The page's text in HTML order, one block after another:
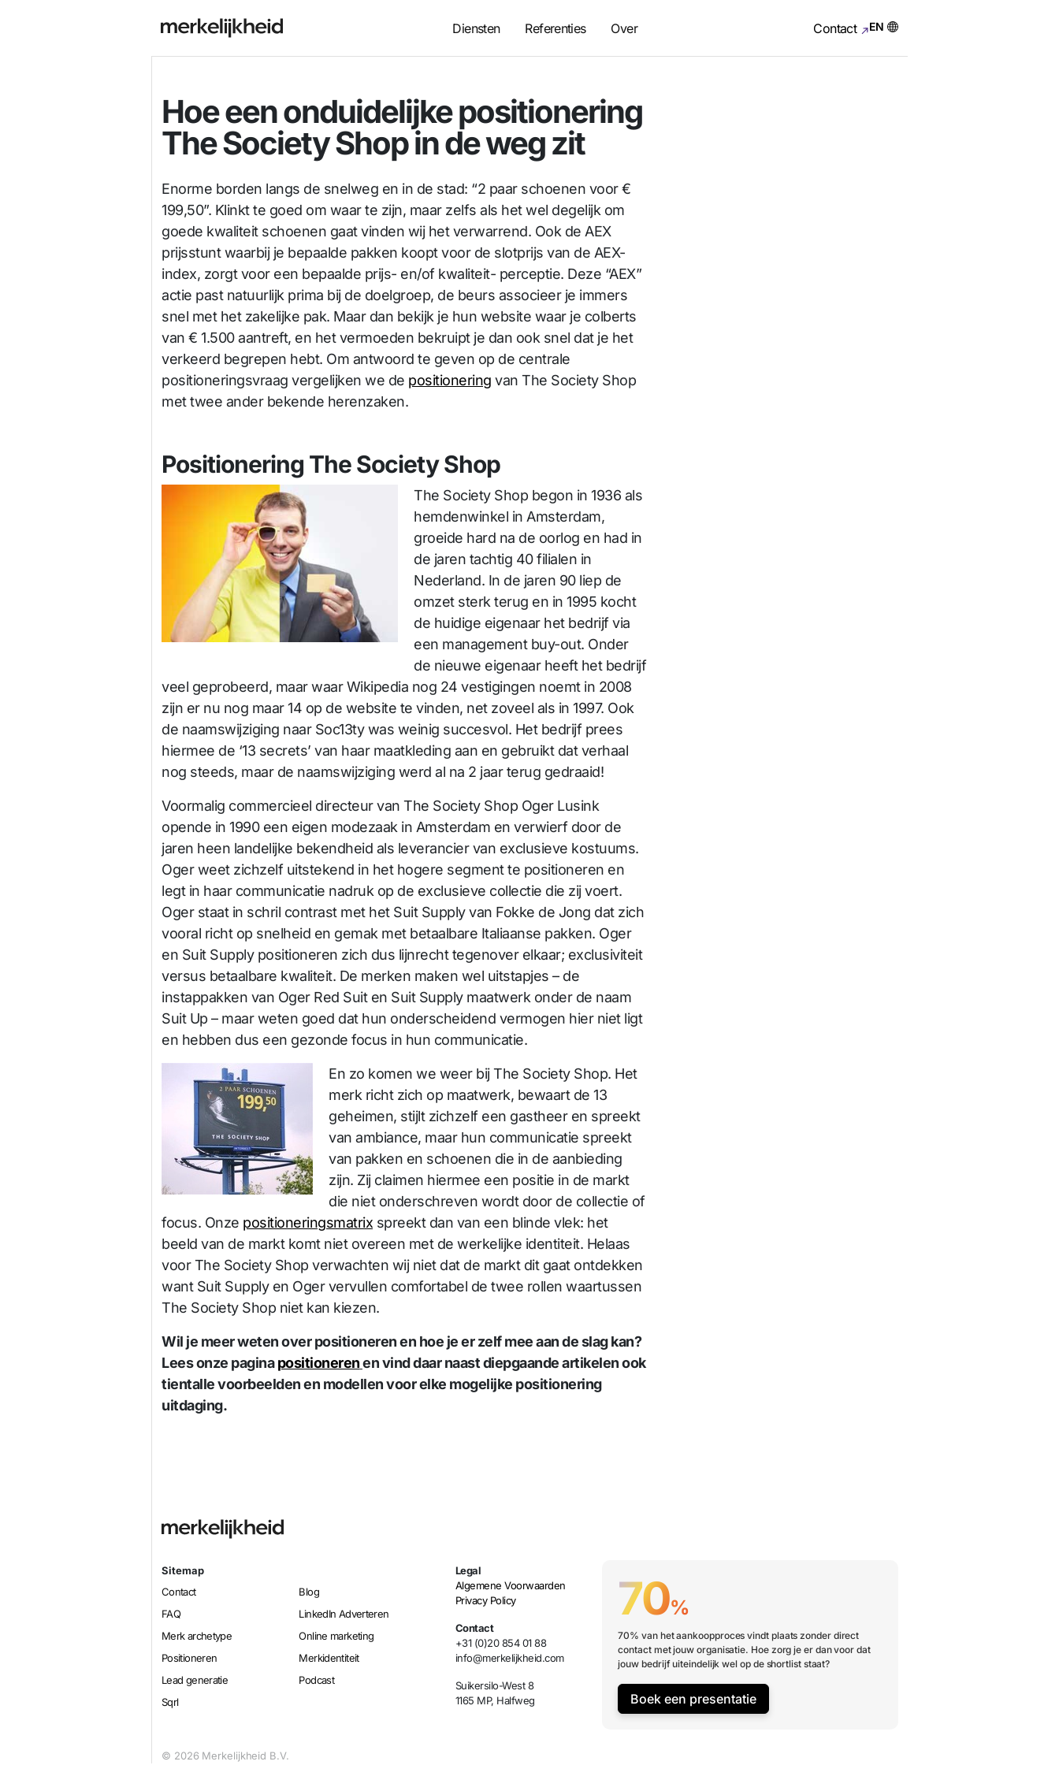
Diensten Referenties Over Contact EN
Hoe een onduidelijke positionering
The Society Shop in de weg zit
Enorme borden langs de snelweg en in de stad: “2 paar schoenen voor €
199,50”. Klinkt te goed om waar te zijn, maar zelfs als het wel degelijk om
goede kwaliteit schoenen gaat vinden wij het verwarrend. Ook de AEX
prijsstunt waarbij je bepaalde pakken koopt voor de slotprijs van de AEX-
index, zorgt voor een bepaalde prijs- en/of kwaliteit- perceptie. Deze “AEX”
actie past natuurlijk prima bij de doelgroep, de beurs associeer je immers
snel met het zakelijke pak. Maar dan bekijk je hun website waar je colberts
van € 1.500 aantreft, en het vermoeden bekruipt je dan ook snel dat je het
verkeerd begrepen hebt. Om antwoord te geven op de centrale
positioneringsvraag vergelijken we de positionering van The Society Shop
met twee ander bekende herenzaken.
Positionering The Society Shop
The Society Shop begon in 1936 als
hemdenwinkel in Amsterdam,
groeide hard na de oorlog en had in
de jaren tachtig 40 filialen in
Nederland. In de jaren 90 liep de
omzet sterk terug en in 1995 kocht
de huidige eigenaar het bedrijf via
een management buy-out. Onder
de nieuwe eigenaar heeft het bedrijf
veel geprobeerd, maar waar Wikipedia nog 24 vestigingen noemt in 2008
zijn er nu nog maar 14 op de website te vinden, net zoveel als in 1997. Ook
de naamswijziging naar Soc13ty was weinig succesvol. Het bedrijf prees
hiermee de ‘13 secrets’ van haar maatkleding aan en gebruikt dat verhaal
nog steeds, maar de naamswijziging werd al na 2 jaar terug gedraaid!
Voormalig commercieel directeur van The Society Shop Oger Lusink
opende in 1990 een eigen modezaak in Amsterdam en verwierf door de
jaren heen landelijke bekendheid als leverancier van exclusieve kostuums.
Oger weet zichzelf uitstekend in het hogere segment te positioneren en
legt in haar communicatie nadruk op de exclusieve collectie die zij voert.
Oger staat in schril contrast met het Suit Supply van Fokke de Jong dat zich
vooral richt op snelheid en gemak met betaalbare Italiaanse pakken. Oger
en Suit Supply positioneren zich dus lijnrecht tegenover elkaar; exclusiviteit
versus betaalbare kwaliteit. De merken maken wel uitstapjes – de
instappakken van Oger Red Suit en Suit Supply maatwerk onder de naam
Suit Up – maar weten goed dat hun onderscheidend vermogen hier niet ligt
en hebben dus een gezonde focus in hun communicatie.
En zo komen we weer bij The Society Shop. Het
merk richt zich op maatwerk, bewaart de 13
geheimen, stijlt zichzelf een gastheer en spreekt
van ambiance, maar hun communicatie spreekt
van pakken en schoenen die in de aanbieding
zijn. Zij claimen hiermee een positie in de markt
die niet onderschreven wordt door de collectie of
focus. Onze positioneringsmatrix spreekt dan van een blinde vlek: het
beeld van de markt komt niet overeen met de werkelijke identiteit. Helaas
voor The Society Shop verwachten wij niet dat de markt dit gaat ontdekken
want Suit Supply en Oger vervullen comfortabel de twee rollen waartussen
The Society Shop niet kan kiezen.
Wil je meer weten over positioneren en hoe je er zelf mee aan de slag kan?
Lees onze paginapositionerenen vind daar naast diepgaande artikelen ook
tientalle voorbeelden en modellen voor elke mogelijke positionering
uitdaging.
Sitemap
Contact
Blog
FAQ
LinkedIn Adverteren
Merk archetype
Online marketing
Positioneren
Merkidentiteit
Lead generatie
Podcast
Sqrl
Legal
Algemene Voorwaarden
Privacy Policy
Contact
+31 (0)20 854 01 88
info@merkelijkheid.com
Suikersilo-West 8
1165 MP, Halfweg
70%
70% van het aankoopproces vindt plaats zonder direct
contact met jouw organisatie. Hoe zorg je er dan voor dat
jouw bedrijf uiteindelijk wel op de shortlist staat?
Boek een presentatie
© 2026 Merkelijkheid B.V.